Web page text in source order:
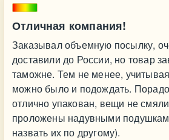
Отличная компания!
Заказывал объемную посылку,
доставили до России, но товар
таможне. Тем не менее,
можно было и подождать.
отлично упакован, вещи не
проложены надувными
назвать их по другому).